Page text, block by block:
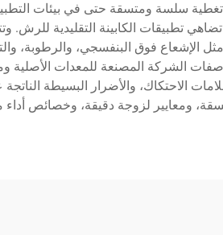
سلسة ومتسقة حتى في بيئات
تضاهي تطبيقات الكابينة التقليدية
الإشعاع فوق البنفسجي، والرطوبة،
الشركة المصنعة للمعدات الأصلية
الاحتكاك، والأضرار البسيطة
ومعايير لزوجة دقيقة، وخصائص